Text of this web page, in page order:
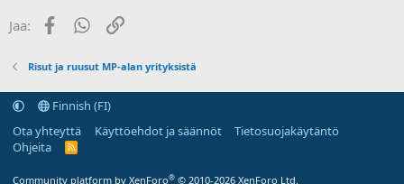
Jaa: FacebookWhatsApp
Linkki
Risut ja ruusut MP-alan yrityksistä
Finnish (FI)
Ota yhteyttä
Käyttöehdot ja säännöt
Tietosuojakäytäntö
Ohjeita
R
Community platform by XenForo® © 2010-2026 XenForo Ltd.